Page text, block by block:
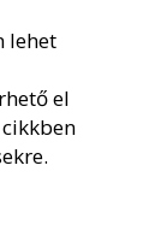
lehet
el